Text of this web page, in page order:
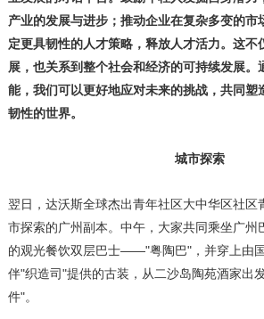
产业的发展与进步；推动企业在复杂多变的市
定更具韧性的人才策略，释放人才活力。这不
展，也关系到整个社会和经济的可持续发展。
能，我们可以更好地应对未来的挑战，共同塑
韧性的世界。
城市探索
翌日，达沃斯全球杰出青年社区大中华区社区
市探索的广州副本。中午，大家共同乘坐广州
的观光餐饮双层巴士——"粤陶巴"，并穿上由
伴"织造司"提供的古装，从二沙岛陶苑酒家出
件"。